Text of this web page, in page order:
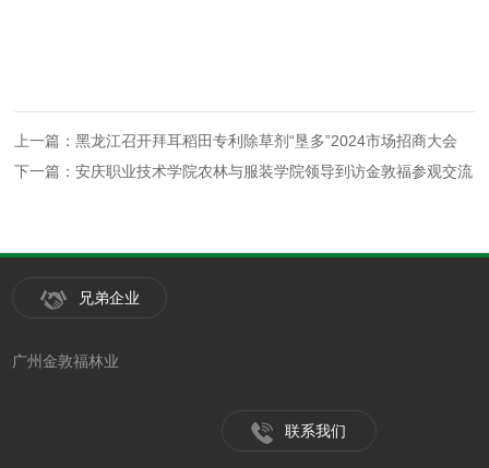
上一篇：黑龙江召开拜耳稻田专利除草剂“垦多”2024市场招商大会
下一篇：安庆职业技术学院农林与服装学院领导到访金敦福参观交流
兄弟企业
广州金敦福林业
联系我们